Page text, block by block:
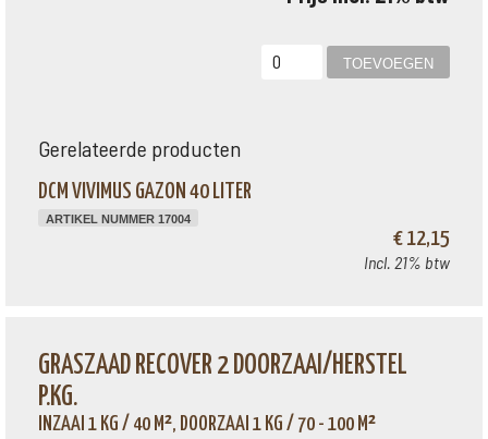
Gerelateerde producten
DCM VIVIMUS GAZON 40 LITER
ARTIKEL NUMMER 17004
€ 12,15
Incl. 21% btw
GRASZAAD RECOVER 2 DOORZAAI/HERSTEL
P.KG.
INZAAI 1 KG / 40 M², DOORZAAI 1 KG / 70 - 100 M²